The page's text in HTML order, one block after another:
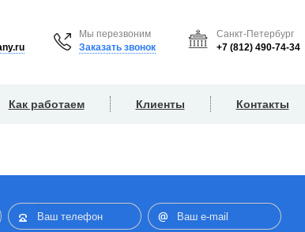
Мы перезвоним
Заказать звонок
Санкт-Петербург
+7 (812) 490-74-34
Как работаем Клиенты Контакты